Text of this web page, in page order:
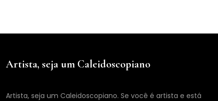
Artista, seja um Caleidoscopiano
Artista, seja um Caleidoscopiano. Se você é artista e está